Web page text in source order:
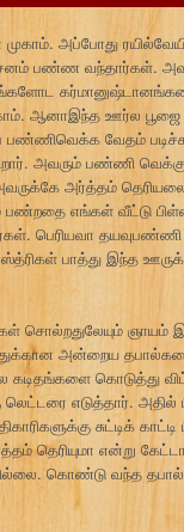
முகாம். அப்போது
பண்ண வந்தார்கள்.
ஆனாஇந்த ஊர்ல பூஜை
பண்ணிவெக்க வேதம்
அவரும் பண்ணி
அர்த்தம்
பண்றதை எங்கள் வீட்டு
பெரியவா தயவுபண்ணி
பாத்து இந்த
சொல்றதுலேயும் ஞாயம்
அன்றைய
கடிதங்களை கொடுத்து
லெட்டரை எடுத்தார்.
சுட்டிக்
தெரியுமா என்று
கொண்டு வந்த